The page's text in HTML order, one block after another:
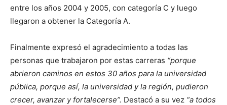
entre los años 2004 y 2005, con categoría C y luego
llegaron a obtener la Categoría A.
Finalmente expresó el agradecimiento a todas las
personas que trabajaron por estas carreras “porque
abrieron caminos en estos 30 años para la universidad
pública, porque así, la universidad y la región, pudieron
crecer, avanzar y fortalecerse”. Destacó a su vez “a todos